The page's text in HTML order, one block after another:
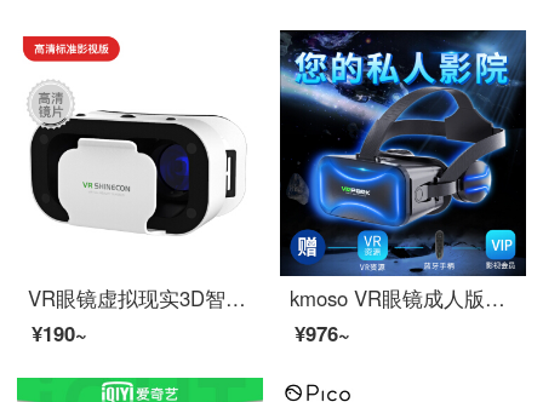
VR眼镜虚拟现实3D智能手机游戏rv眼睛4d一体机头盔ar苹果安卓 【VR眼镜+VR礼包】-【高清标准影视版】
¥190~
kmoso VR眼镜成人版游戏高清电影手机3d立体虚拟现实苹果安卓通用头戴式一体机智能ar眼镜 VR眼镜+蓝牙手柄+VR资源
¥976~